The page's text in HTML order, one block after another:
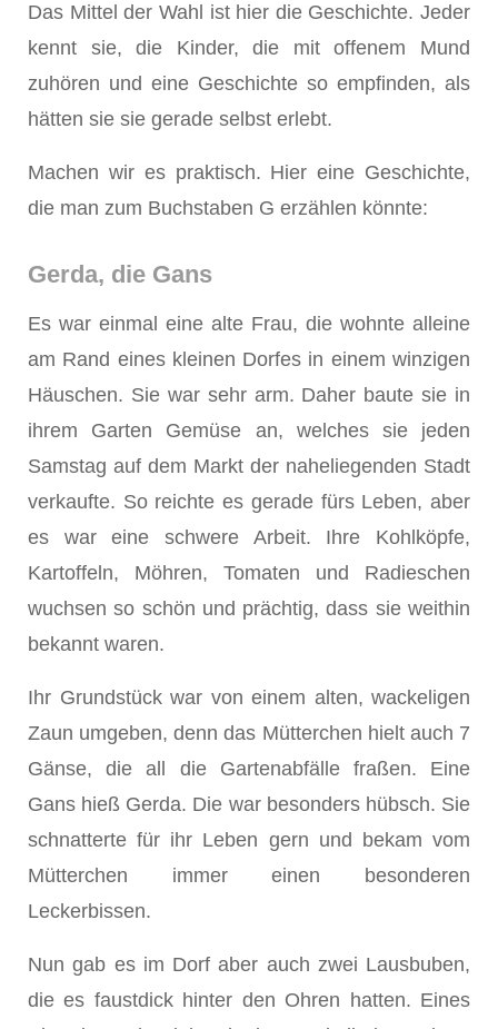
Das Mittel der Wahl ist hier die Geschichte. Jeder
kennt sie, die Kinder, die mit offenem Mund
zuhören und eine Geschichte so empfinden, als
hätten sie sie gerade selbst erlebt.
Machen wir es praktisch. Hier eine Geschichte,
die man zum Buchstaben G erzählen könnte:
Gerda, die Gans
Es war einmal eine alte Frau, die wohnte alleine
am Rand eines kleinen Dorfes in einem winzigen
Häuschen. Sie war sehr arm. Daher baute sie in
ihrem Garten Gemüse an, welches sie jeden
Samstag auf dem Markt der naheliegenden Stadt
verkaufte. So reichte es gerade fürs Leben, aber
es war eine schwere Arbeit. Ihre Kohlköpfe,
Kartoffeln, Möhren, Tomaten und Radieschen
wuchsen so schön und prächtig, dass sie weithin
bekannt waren.
Ihr Grundstück war von einem alten, wackeligen
Zaun umgeben, denn das Mütterchen hielt auch 7
Gänse, die all die Gartenabfälle fraßen. Eine
Gans hieß Gerda. Die war besonders hübsch. Sie
schnatterte für ihr Leben gern und bekam vom
Mütterchen immer einen besonderen
Leckerbissen.
Nun gab es im Dorf aber auch zwei Lausbuben,
die es faustdick hinter den Ohren hatten. Eines